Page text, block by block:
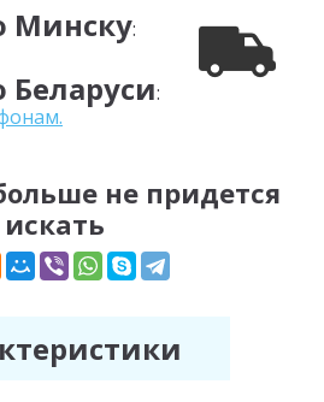
Минску:
Беларуси:
не придется
искать